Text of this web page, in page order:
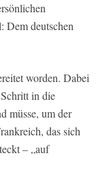
Dem deutschen
worden. Dabei
in die
müsse, um der
das sich
– „auf